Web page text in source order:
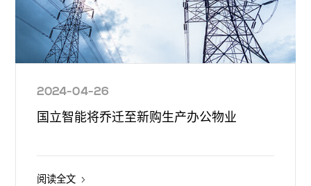
2024-04-26
国立智能将乔迁至新购生产办公物业
阅读全文